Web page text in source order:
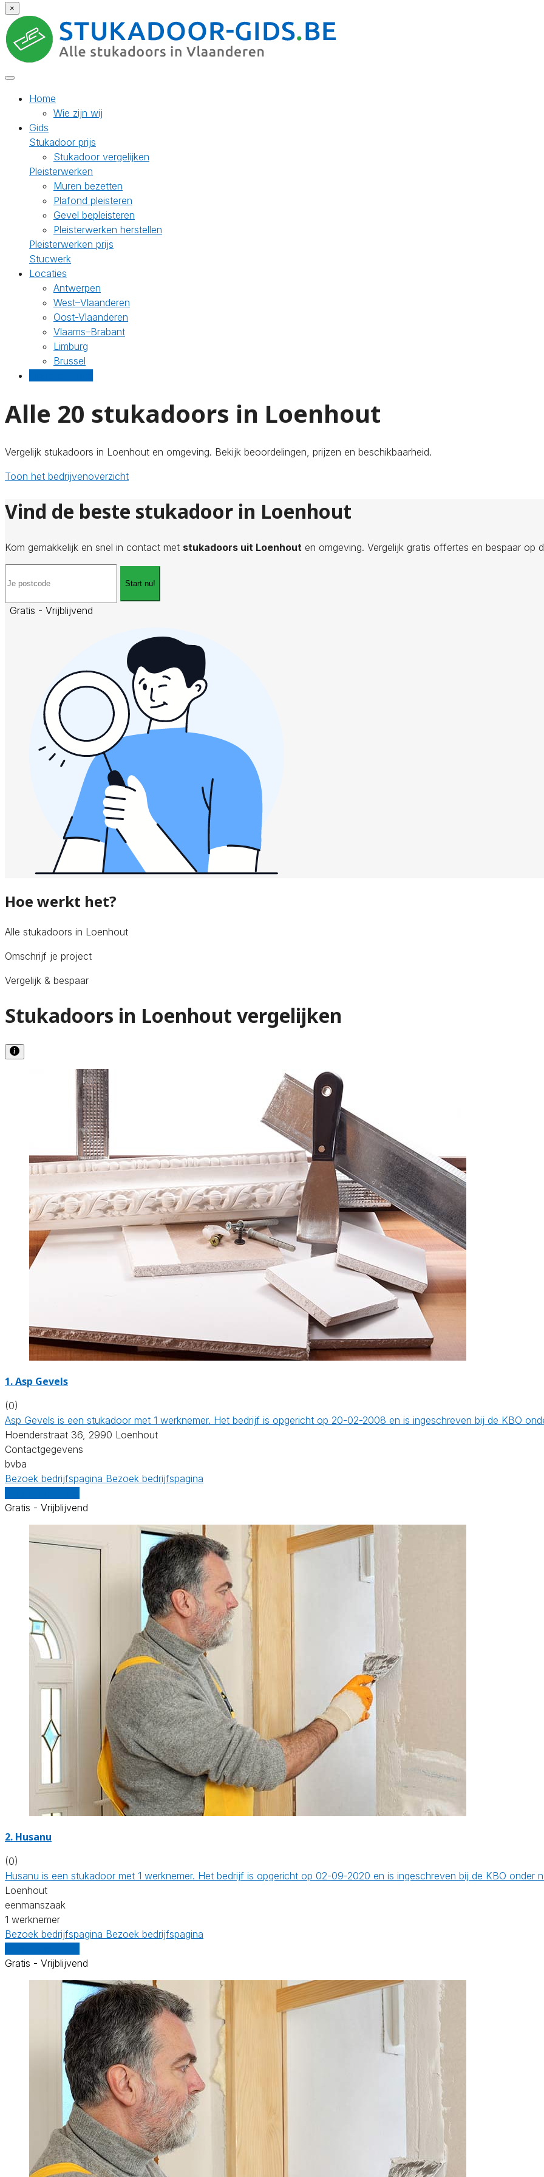
×
Home
Wie zijn wij
Gids
Stukadoor prijs
Stukadoor vergelijken
Pleisterwerken
Muren bezetten
Plafond pleisteren
Gevel bepleisteren
Pleisterwerken herstellen
Pleisterwerken prijs
Stucwerk
Locaties
Antwerpen
West–Vlaanderen
Oost-Vlaanderen
Vlaams–Brabant
Limburg
Brussel
Alle 20 stukadoors in Loenhout
Vergelijk stukadoors in Loenhout en omgeving. Bekijk beoordelingen, prijzen en beschikbaarheid.
Toon het bedrijvenoverzicht
Vind de beste stukadoor in Loenhout
Kom gemakkelijk en snel in contact met stukadoors uit Loenhout en omgeving. Vergelijk gratis offertes en bespaar op
Start nu!
Gratis - Vrijblijvend
Hoe werkt het?
Alle stukadoors in Loenhout
Omschrijf je project
Vergelijk & bespaar
Stukadoors in Loenhout vergelijken
1. Asp Gevels
(0)
Asp Gevels is een stukadoor met 1 werknemer. Het bedrijf is opgericht op 20-02-2008 en is ingeschreven bij de KBO
Hoenderstraat 36, 2990 Loenhout
Contactgegevens
bvba
Bezoek bedrijfspagina Bezoek bedrijfspagina
Gratis - Vrijblijvend
2. Husanu
(0)
Husanu is een stukadoor met 1 werknemer. Het bedrijf is opgericht op 02-09-2020 en is ingeschreven bij de KBO onder
Loenhout
eenmanszaak
1 werknemer
Bezoek bedrijfspagina Bezoek bedrijfspagina
Gratis - Vrijblijvend